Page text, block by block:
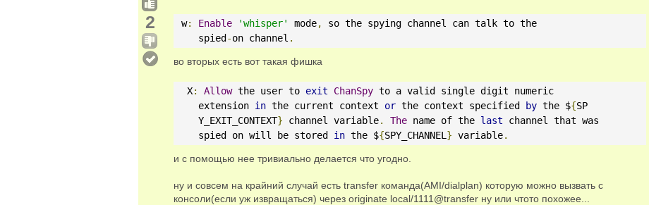
2 w: Enable 'whisper' mode,
so the spying channel can talk to the
spied-on channel .
во вторых есть вот такая фишка
X: Allow the user to exit ChanSpy to a valid single digit numeric
extension in the current context or the context specified by the ${SP
Y_EXIT_CONTEXT} channel variable. The name of the last channel that was
spied on will be stored in the ${SPY_CHANNEL } variable.
и с помощью нее тривиально делается что угодно.
ну и совсем на крайний случай есть transfer команда(AMI/dialplan) которую можно вызвать с
консоли(если уж извращаться) через originate local/1111@transfer ну или чтото похожее...